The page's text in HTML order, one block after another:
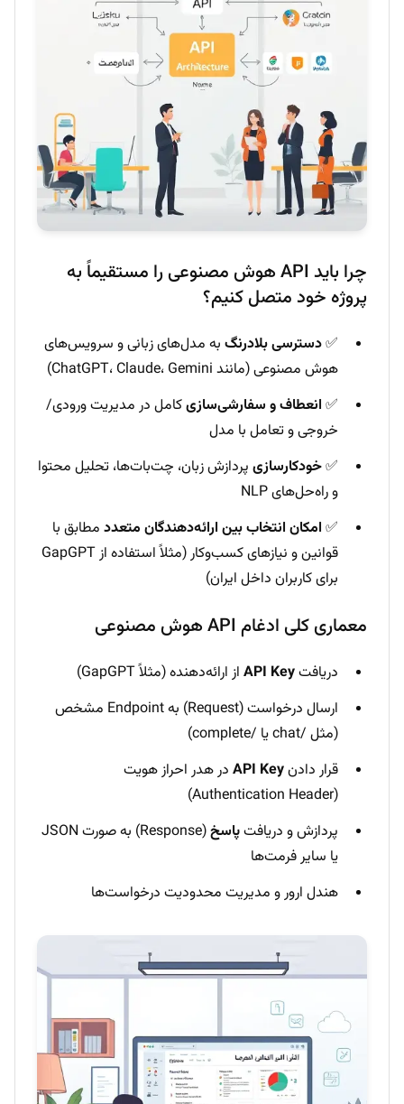
چرا باید API هوش مصنوعی را مستقیماً به
پروژه خود متصل کنیم؟
✅دسترسی بلادرنگ به مدل‌های زبانی و سرویس‌های
هوش مصنوعی (مانند ChatGPT، Claude، Gemini)
✅ انعطاف و سفارشی‌سازیکامل در مدیریت ورودی/
خروجی و تعامل با مدل
✅خودکارسازی پردازش زبان، چت‌بات‌ها، تحلیل محتوا
و راه‌حل‌های NLP
✅ امکان انتخاب بین ارائه‌دهندگان متعدد مطابق با
قوانین و نیازهای کسب‌وکار (مثلاً استفاده از GapGPT
برای کاربران داخل ایران)
معماری کلی ادغام API هوش مصنوعی
دریافتAPI Key از ارائه‌دهنده (مثلاً GapGPT)
ارسال درخواست (Request) به Endpoint مشخص
(مثل /chat یا /complete)
قرار دادنAPI Key در هدر احراز هویت
(Authentication Header)
پردازش و دریافتپاسخ
(Response) به صورت JSON
یا سایر فرمت‌ها
هندل ارور و مدیریت محدودیت درخواست‌ها